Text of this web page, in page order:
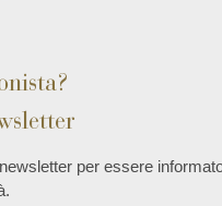
per essere